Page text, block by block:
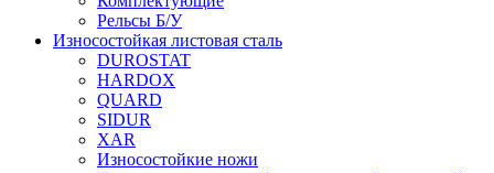
Рельсы Б/У
Износостойкая листовая сталь
DUROSTAT
HARDOX
QUARD
SIDUR
XAR
Износостойкие ножи